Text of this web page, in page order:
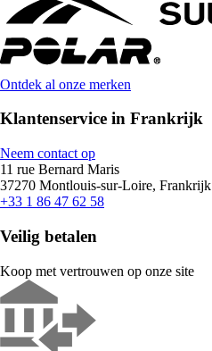
Ontdek al onze merken
Klantenservice in Frankrijk
Neem contact op
11 rue Bernard Maris
37270 Montlouis-sur-Loire, Frankrijk
+33 1 86 47 62 58
Veilig betalen
Koop met vertrouwen op onze site